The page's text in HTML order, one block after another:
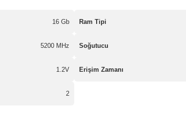
16 Gb Ram Tipi
5200 MHz Soğutucu
1.2V Erişim Zamanı
2